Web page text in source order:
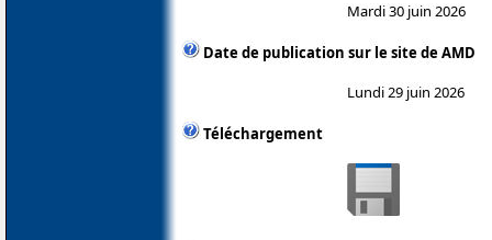
Mardi 30 juin 2026
Date de publication sur le site de AMD
Lundi 29 juin 2026
Téléchargement